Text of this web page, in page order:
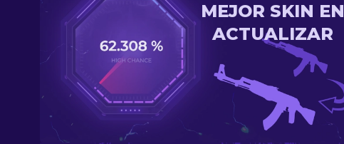
MEJOR SKIN EN
ACTUALIZAR